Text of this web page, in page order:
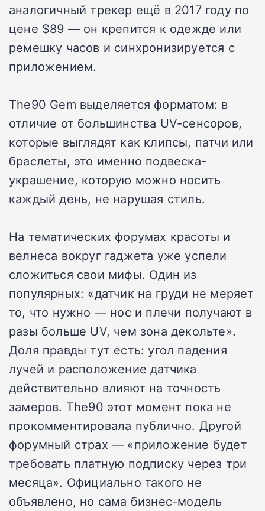
аналогичный трекер ещё в 2017 году по
цене $89 — он крепится к одежде или
ремешку часов и синхронизируется с
приложением.
The90 Gem выделяется форматом: в
отличие от большинства UV-сенсоров,
которые выглядят как клипсы, патчи или
браслеты, это именно подвеска-
украшение, которую можно носить
каждый день, не нарушая стиль.
На тематических форумах красоты и
велнеса вокруг гаджета уже успели
сложиться свои мифы. Один из
популярных: «датчик на груди не меряет
то, что нужно — нос и плечи получают в
разы больше UV, чем зона декольте».
Доля правды тут есть: угол падения
лучей и расположение датчика
действительно влияют на точность
замеров. The90 этот момент пока не
прокомментировала публично. Другой
форумный страх — «приложение будет
требовать платную подписку через три
месяца». Официально такого не
объявлено, но сама бизнес-модель